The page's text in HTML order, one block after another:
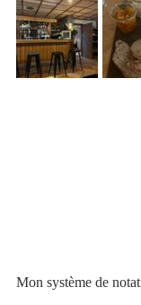
Mon système de